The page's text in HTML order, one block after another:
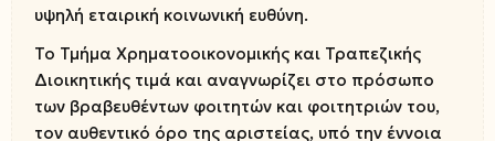
υψηλή εταιρική κοινωνική ευθύνη.
Το Τμήμα Χρηματοοικονομικής και Τραπεζικής
Διοικητικής τιμά και αναγνωρίζει στο πρόσωπο
των βραβευθέντων φοιτητών και φοιτητριών του,
τον αυθεντικό όρο της αριστείας, υπό την έννοια